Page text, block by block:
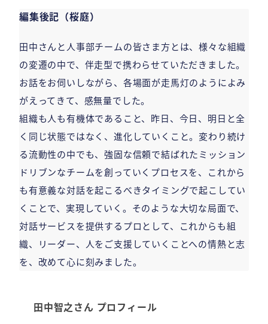
編集後記（桜庭）
田中さんと人事部チームの皆さま方とは、様々な組織
の変遷の中で、伴走型で携わらせていただきました。
お話をお伺いしながら、各場面が走馬灯のようによみ
がえってきて、感無量でした。
組織も人も有機体であること、昨日、今日、明日と全
く同じ状態ではなく、進化していくこと。変わり続け
る流動性の中でも、強固な信頼で結ばれたミッション
ドリブンなチームを創っていくプロセスを、これから
も有意義な対話を起こるべきタイミングで起こしてい
くことで、実現していく。そのような大切な局面で、
対話サービスを提供するプロとして、これからも組
織、リーダー、人をご支援していくことへの情熱と志
を、改めて心に刻みました。
田中智之さん プロフィール